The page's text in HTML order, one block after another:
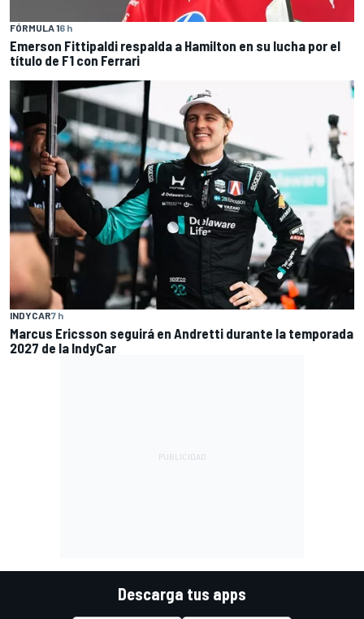
FÓRMULA 16 h
Emerson Fittipaldi respalda a Hamilton en su lucha por el
título de F1 con Ferrari
INDYCAR7 h
Marcus Ericsson seguirá en Andretti durante la temporada
2027 de la IndyCar
Descarga tus apps